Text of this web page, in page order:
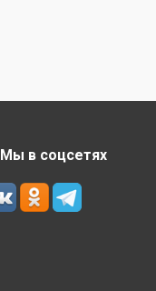
Мы в соцсетях